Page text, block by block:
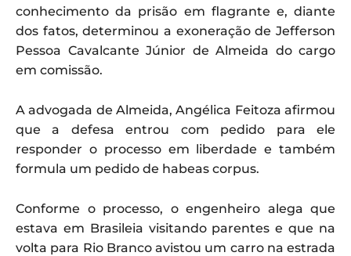
conhecimento da prisão em flagrante e, diante
dos fatos, determinou a exoneração de Jefferson
Pessoa Cavalcante Júnior de Almeida do cargo
em comissão.
A advogada de Almeida, Angélica Feitoza afirmou
que a defesa entrou com pedido para ele
responder o processo em liberdade e também
formula um pedido de habeas corpus.
Conforme o processo, o engenheiro alega que
estava em Brasileia visitando parentes e que na
volta para Rio Branco avistou um carro na estrada